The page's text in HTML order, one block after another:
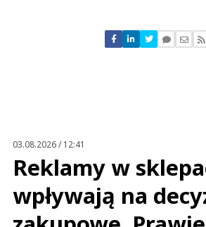
Nie znaleziono komentarzy
Zostaw swoje
03.08.2026 / 12:41
Reklamy w
wpływają na